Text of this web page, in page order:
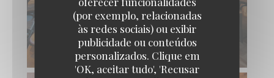
(por exemplo, relacionadas
às redes sociais) ou exibir
publicidade ou conteúdos
personalizados. Clique em
'OK, aceitar tudo', 'Recusar
AU MONTAGNARD